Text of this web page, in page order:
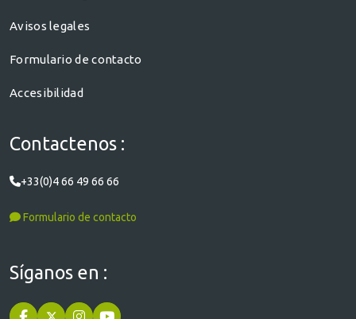
Avisos legales
Formulario de contacto
Accesibilidad
Contactenos :
+33(0)4 66 49 66 66
Formulario de contacto
Síganos en :